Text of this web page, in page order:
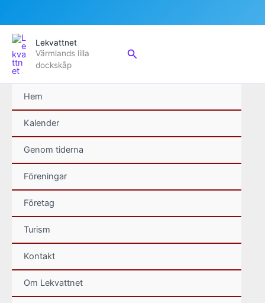
Hoppa
innehåll
Lekvattnet
Värmlands lilla
dockskåp
Sök
Hem
Kalender
Genom tiderna
Föreningar
Företag
Turism
Kontakt
Om Lekvattnet